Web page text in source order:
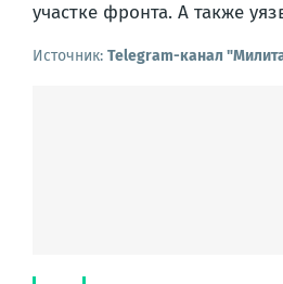
участке фронта. А также
Источник: Telegram-канал